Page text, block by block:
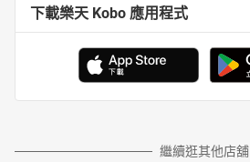
下載樂天 Kobo 應用程式
繼續逛其他店舖